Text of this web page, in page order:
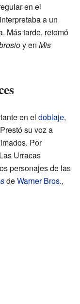
en el
a un
Más tarde, retomó
y en Mis
en el doblaje,
su voz a
Por
Urracas
personajes de las
deWarner Bros.,